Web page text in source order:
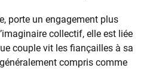
porte un engagement plus
collectif, elle est liée
couple vit les fiançailles à sa
compris comme